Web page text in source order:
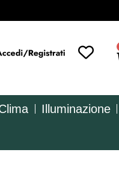
Illuminazione